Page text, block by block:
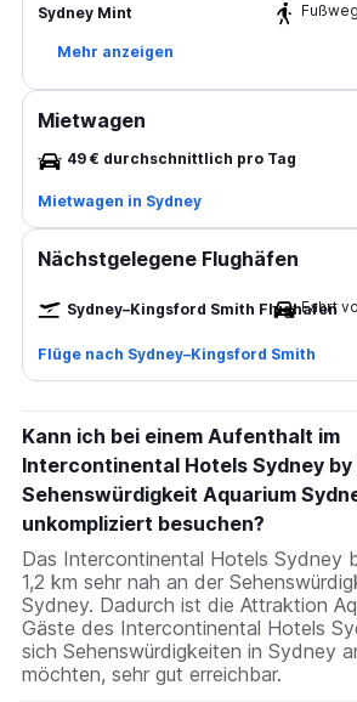
Sydney Mint
Mehr anzeigen
Mietwagen
49 € durchschnittlich pro Tag
Mietwagen in Sydney
Nächstgelegene Flughäfen
Sydney–Kingsford Smith Flughafen
Fahrt
Flüge nach Sydney–Kingsford Smith
Kann ich bei einem Aufenthalt im
Intercontinental Hotels Sydney by
Sehenswürdigkeit Aquarium
unkompliziert besuchen?
Das Intercontinental Hotels Sydney
1,2 km sehr nah an der
Sydney. Dadurch ist die Attraktion
Gäste des Intercontinental Hotels
sich Sehenswürdigkeiten in Sydney
möchten, sehr gut erreichbar.